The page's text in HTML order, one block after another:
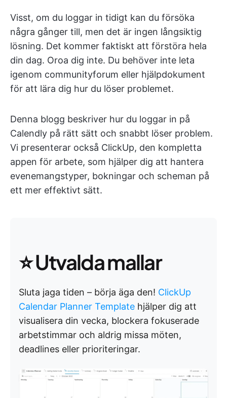
Visst, om du loggar in tidigt kan du försöka
några gånger till, men det är ingen långsiktig
lösning. Det kommer faktiskt att förstöra hela
din dag. Oroa dig inte. Du behöver inte leta
igenom communityforum eller hjälpdokument
för att lära dig hur du löser problemet.
Denna blogg beskriver hur du loggar in på
Calendly på rätt sätt och snabbt löser problem.
Vi presenterar också ClickUp, den kompletta
appen för arbete, som hjälper dig att hantera
evenemangstyper, bokningar och scheman på
ett mer effektivt sätt.
⭐ Utvalda mallar
Sluta jaga tiden – börja äga den! ClickUp
Calendar Planner Template hjälper dig att
visualisera din vecka, blockera fokuserade
arbetstimmar och aldrig missa möten,
deadlines eller prioriteringar.